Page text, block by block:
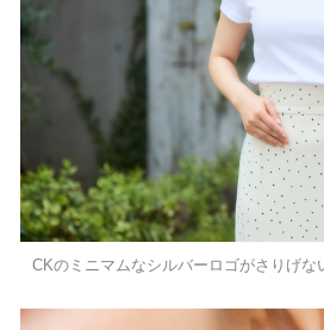
CKのミニマムなシルバーロゴがさりげな